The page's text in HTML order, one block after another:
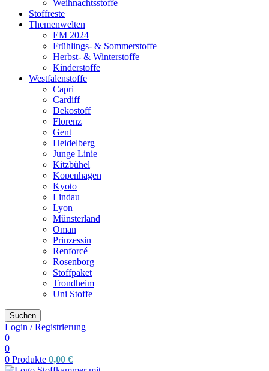
Weihnachtsstoffe
Stoffreste
Themenwelten
EM 2024
Frühlings- & Sommerstoffe
Herbst- & Winterstoffe
Kinderstoffe
Westfalenstoffe
Capri
Cardiff
Dekostoff
Florenz
Gent
Heidelberg
Junge Linie
Kitzbühel
Kopenhagen
Kyoto
Lindau
Lyon
Münsterland
Oman
Prinzessin
Renforcé
Rosenborg
Stoffpaket
Trondheim
Uni Stoffe
Suchen
Login / Registrierung
0
0
0 Produkte 0,00 €